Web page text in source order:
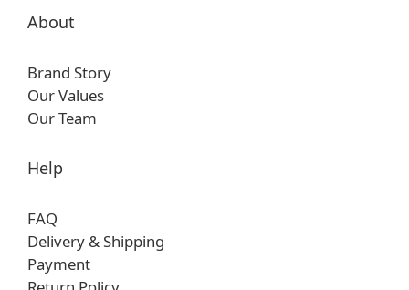
About
Brand Story
Our Values
Our Team
Help
FAQ
Delivery & Shipping
Payment